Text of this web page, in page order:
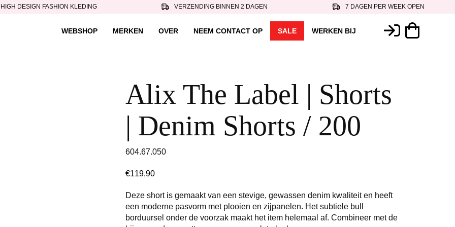
HIGH DESIGN FASHION KLEDING VERZENDING BINNEN 2 DAGEN 7 DAGEN PER WEEK OPEN
WEBSHOP MERKEN OVER NEEM CONTACT OP SALE WERKEN BIJ
Alix The Label | Shorts
| Denim Shorts / 200
604.67.050
€119,90
Deze short is gemaakt van een stevige, gewassen denim kwaliteit en heeft
een moderne pasvorm met plooien en zijpanelen. Het subtiele bull
borduursel onder de voorzak maakt het item helemaal af. Combineer met de